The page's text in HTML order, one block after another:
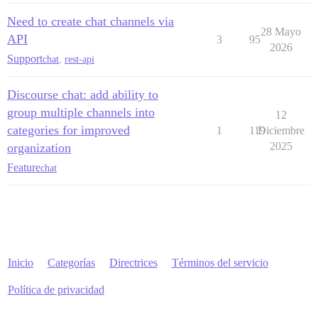
Need to create chat channels via
API
Supportchat rest-api
3 95
28 Mayo
2026
Discourse chat: add ability to
group multiple channels into
categories for improved
organization
Featurechat
1 119
12
Diciembre
2025
Inicio Categorías Directrices Términos del servicio
Política de privacidad